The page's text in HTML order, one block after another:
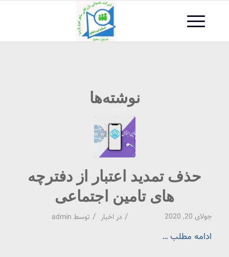
نوشته‌ها
حذف تمدید اعتبار از دفترچه
های تامین اجتماعی
جولای 20, 2020 / در اخبار / توسط admin
ادامه مطلب …